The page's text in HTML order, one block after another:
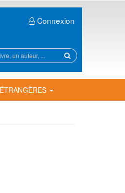
Connexion
sur
site